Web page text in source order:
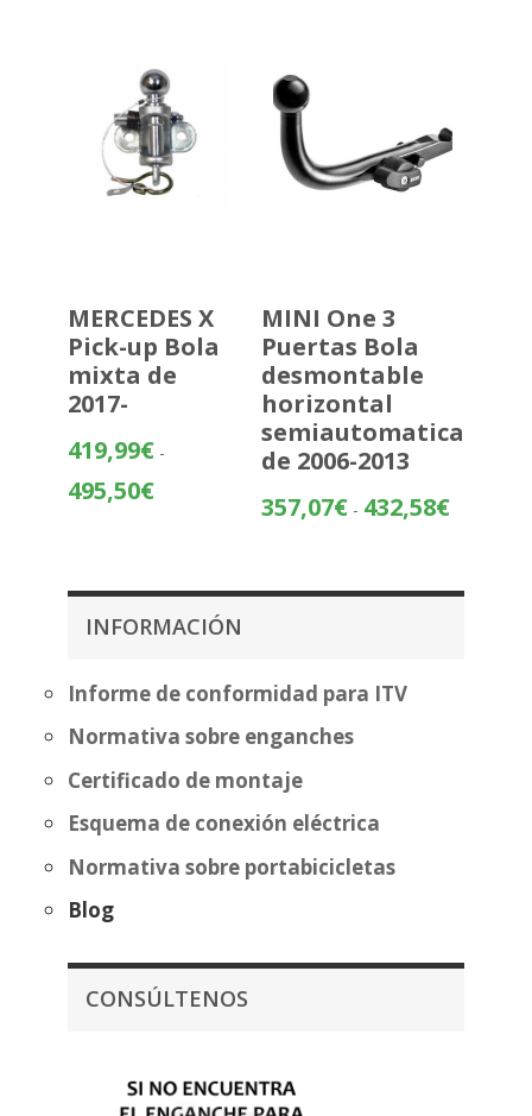
MERCEDES X
Pick-up Bola
mixta de
2017-
419,99€ -
495,50€Rango
419,99€
hasta
MINI One 3
Puertas Bola
desmontable
horizontal
semiautomatica
de 2006-2013
357,07€ - 432,58€Rango
INFORMACIÓN
Informe de conformidad para ITV
Normativa sobre enganches
Certificado de montaje
Esquema de conexión eléctrica
Normativa sobre portabicicletas
Blog
CONSÚLTENOS